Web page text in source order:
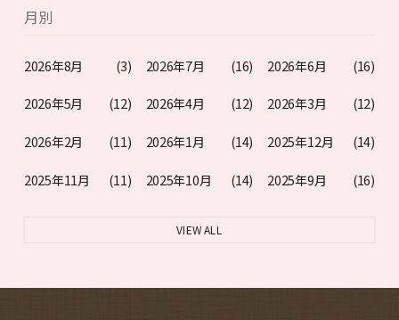
月別
2026年8月 (3) 2026年7月 (16) 2026年6月 (16)
2026年5月 (12) 2026年4月 (12) 2026年3月 (12)
2026年2月 (11) 2026年1月 (14) 2025年12月 (14)
2025年11月 (11) 2025年10月 (14) 2025年9月 (16)
VIEW ALL